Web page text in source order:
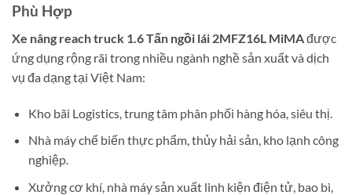
Phù Hợp
Xe nâng reach truck 1.6 Tấn ngồi lái 2MFZ16L MiMAđược
ứng dụng rộng rãi trong nhiều ngành nghề sản xuất và dịch
vụ đa dạng tại Việt Nam:
Kho bãi Logistics, trung tâm phân phối hàng hóa, siêu thị.
Nhà máy chế biến thực phẩm, thủy hải sản, kho lạnh công
nghiệp.
Xưởng cơ khí, nhà máy sản xuất linh kiện điện tử, bao bì,